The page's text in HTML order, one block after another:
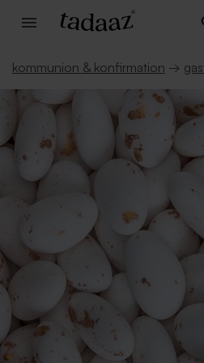
kommunion & konfirmation →